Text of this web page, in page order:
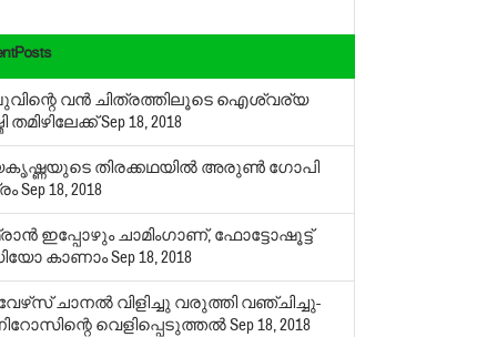
വന്‍ ചിത്രത്തിലൂടെ ഐശ്വര്യ
തമിഴിലേക്ക്Sep 18, 2018
തിരക്കഥയില്‍ അരുണ്‍ ഗോപി
Sep 18, 2018
ഇപ്പോഴും ചാമിംഗാണ്, ഫോട്ടോഷൂട്ട്
കാണാംSep 18, 2018
ചാനല്‍ വിളിച്ചു വരുത്തി വഞ്ചിച്ചു-
വെളിപ്പെടുത്തല്‍Sep 18, 2018